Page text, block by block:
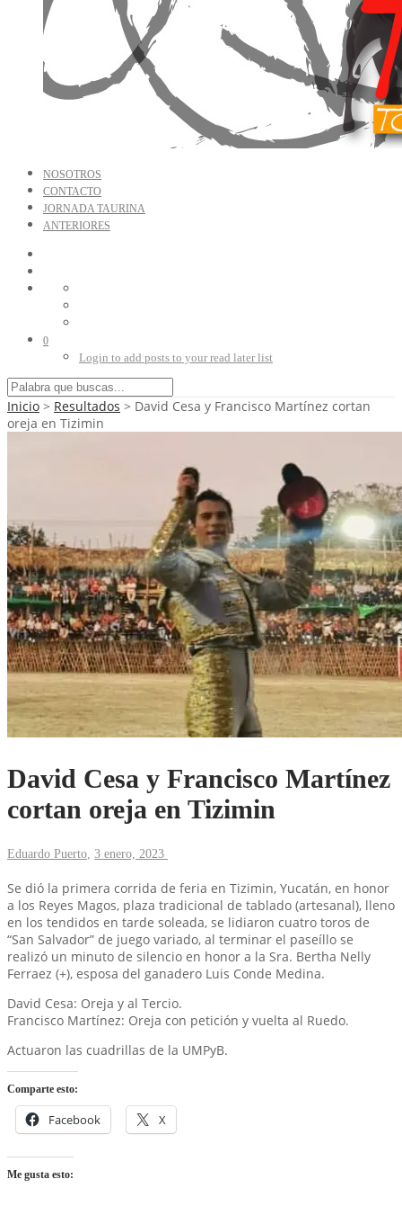
NOSOTROS
CONTACTO
JORNADA TAURINA
ANTERIORES
0
Login to add posts to your read later list
Inicio > Resultados > David Cesa y Francisco Martínez cortan
oreja en Tizimin
David Cesa y Francisco Martínez
cortan oreja en Tizimin
Eduardo Puerto, 3 enero, 2023
Se dió la primera corrida de feria en Tizimin, Yucatán, en honor
a los Reyes Magos, plaza tradicional de tablado (artesanal), lleno
en los tendidos en tarde soleada, se lidiaron cuatro toros de
“San Salvador” de juego variado, al terminar el paseíllo se
realizó un minuto de silencio en honor a la Sra. Bertha Nelly
Ferraez (+), esposa del ganadero Luis Conde Medina.
David Cesa: Oreja y al Tercio.
Francisco Martínez: Oreja con petición y vuelta al Ruedo.
Actuaron las cuadrillas de la UMPyB.
Comparte esto:
Facebook X
Me gusta esto: